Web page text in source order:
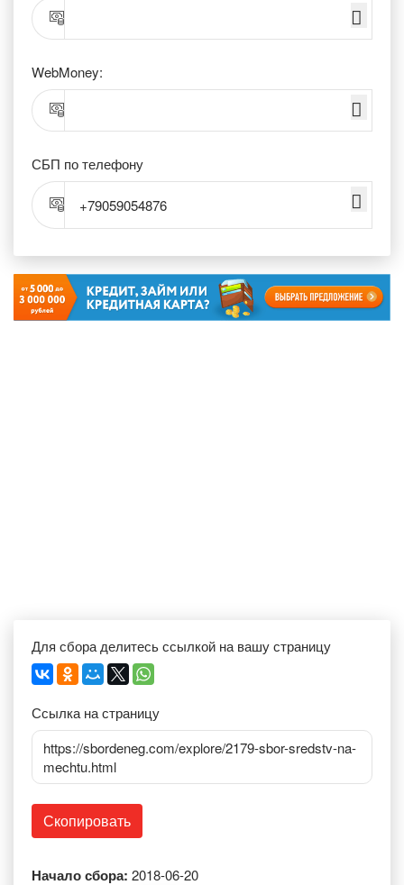
WebMoney:
СБП по телефону
+79059054876
Для сбора делитесь ссылкой на вашу страницу
Ссылка на страницу
https://sbordeneg.com/explore/2179-sbor-sredstv-na-
mechtu.html
Скопировать
Начало сбора: 2018-06-20